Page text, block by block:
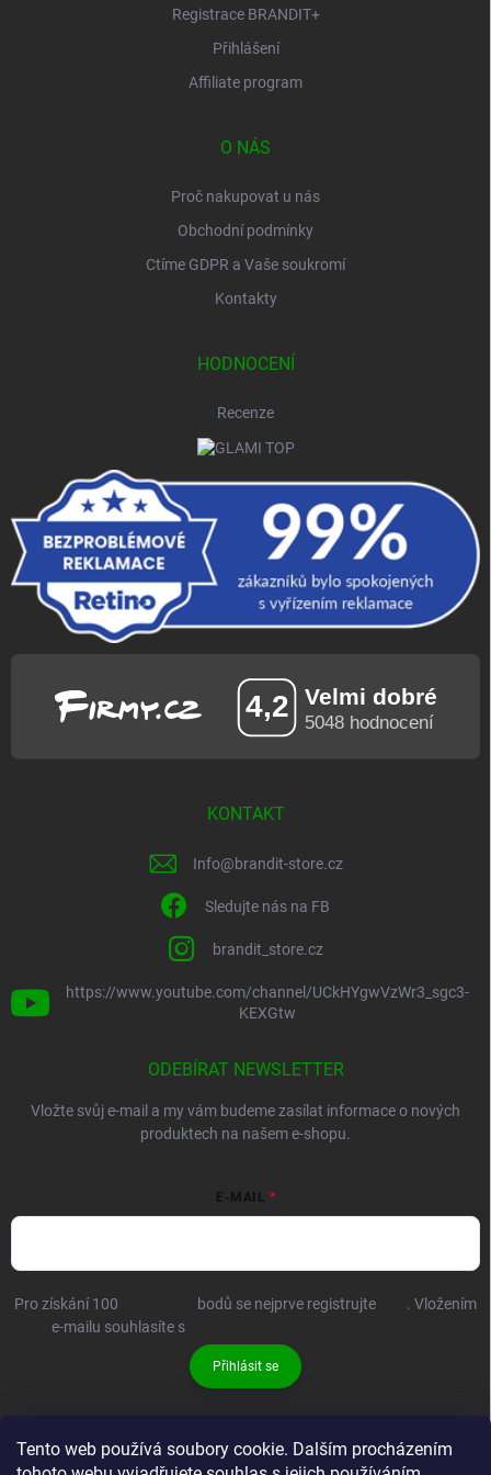
Tento web používá soubory cookie. Dalším procházením
Registrace BRANDIT+
Přihlášení
Affiliate program
O NÁS
Proč nakupovat u nás
Obchodní podmínky
Ctíme GDPR a Vaše soukromí
Kontakty
HODNOCENÍ
Recenze
KONTAKT
Info@brandit-store.cz
Sledujte nás na FB
brandit_store.cz
https://www.youtube.com/channel/UCkHYgwVzWr3_sgc3-
KEXGtw
ODEBÍRAT NEWSLETTER
Vložte svůj e-mail a my vám budeme zasílat informace o nových
produktech na našem e-shopu.
E-MAIL
Pro získání 100 bodů se nejprve registrujte
. Vložením
e-mailu souhlasíte s
Přihlásit se